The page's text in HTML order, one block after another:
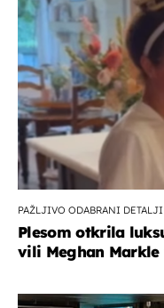
PAŽLJIVO ODABRANI DETALJI
Plesom otkrila
vili Meghan